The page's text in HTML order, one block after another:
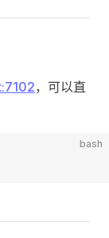
，可以直
bash